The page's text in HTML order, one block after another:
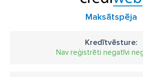
Maksātspēja
Kredītvēsture:
Nav reģistrēti negatīvi